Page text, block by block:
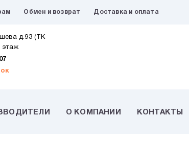
Обмен и возврат Доставка и оплата
д.93 (ТК
этаж
О КОМПАНИИ КОНТАКТЫ